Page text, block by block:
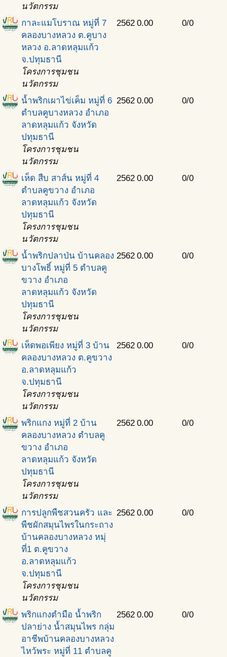
นวัตกรรม
กาละแมโบราณ หมู่ที่ 7
คลองบางหลวง ต.คูบาง
หลวง อ.ลาดหลุมแก้ว
จ.ปทุมธานี
โครงการชุมชน
นวัตกรรม
2562 0.00 0/0
นํ้าพริกเผาไข่เค็ม หมู่ที่ 6
ตําบลคูบางหลวง อําเภอ
ลาดหลุมแก้ว จังหวัด
ปทุมธานี
โครงการชุมชน
นวัตกรรม
2562 0.00 0/0
เห็ด สืบ สาส์น หมู่ที่ 4
ตำบลคูขวาง อำเภอ
ลาดหลุมแก้ว จังหวัด
ปทุมธานี
โครงการชุมชน
นวัตกรรม
2562 0.00 0/0
นํ้าพริกปลาป่น บ้านคลอง
บางโพธิ์ หมู่ที่ 5 ตำบลคู
ขวาง อำเภอ
ลาดหลุมแก้ว จังหวัด
ปทุมธานี
โครงการชุมชน
นวัตกรรม
2562 0.00 0/0
เห็ดพอเพียง หมู่ที่ 3 บ้าน
คลองบางหลวง ต.คูขวาง
อ.ลาดหลุมแก้ว
จ.ปทุมธานี
โครงการชุมชน
นวัตกรรม
2562 0.00 0/0
พริกแกง หมู่ที่ 2 บ้าน
คลองบางหลวง ตำบลคู
ขวาง อำเภอ
ลาดหลุมแก้ว จังหวัด
ปทุมธานี
โครงการชุมชน
นวัตกรรม
2562 0.00 0/0
การปลูกพืชสวนครัว และ
พืชผักสมุนไพรในกระถาง
บ้านคลองบางหลวง หมุ่
ที่1 ต.คูขวาง
อ.ลาดหลุมแก้ว
จ.ปทุมธานี
โครงการชุมชน
นวัตกรรม
2562 0.00 0/0
พริกแกงตำมือ น้ำพริก
ปลาย่าง น้ำสมุนไพร กลุ่ม
อาชีพบ้านคลองบางหลวง
ไหว้พระ หมู่ที่ 11 ตำบลคู
2562 0.00 0/0